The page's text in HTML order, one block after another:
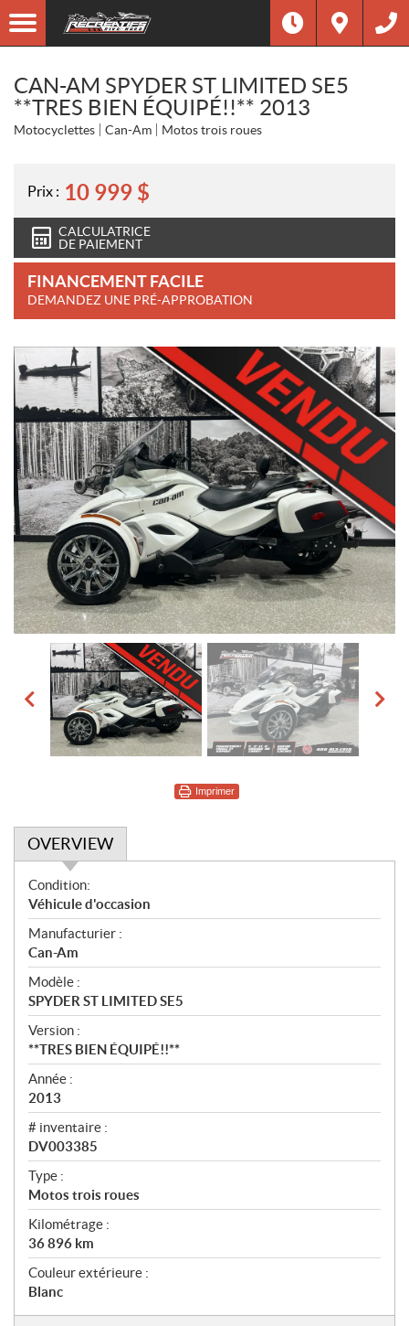
CAN-AM SPYDER ST LIMITED SE5
**TRES BIEN ÉQUIPÉ!!** 2013
Motocyclettes Can-Am Motos trois roues
Prix : 10 999 $
CALCULATRICE
DE PAIEMENT
FINANCEMENT FACILE
DEMANDEZ UNE PRÉ-APPROBATION
Imprimer
OVERVIEW
O
v
e
r
v
i
e
w
Condition:
Véhicule d'occasion
Manufacturier :
Can-Am
Modèle :
SPYDER ST LIMITED SE5
Version :
**TRES BIEN ÉQUIPÉ!!**
Année :
2013
# inventaire :
DV003385
Type :
Motos trois roues
Kilométrage :
36 896 km
Couleur extérieure :
Blanc